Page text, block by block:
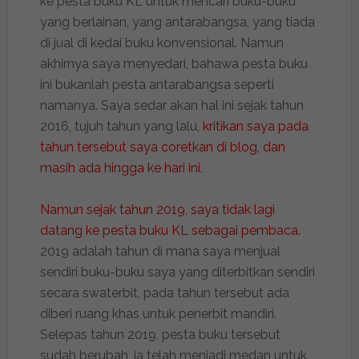
yang berlainan, yang antarabangsa, yang tiada
di jual di kedai buku konvensional. Namun
akhirnya saya menyedari, bahawa pesta buku
ini bukanlah pesta antarabangsa seperti
namanya. Saya sedar akan hal ini sejak tahun
2016, tujuh tahun yang lalu, kritikan saya pada
tahun tersebut saya coretkan di blog, dan
masih ada hingga ke hari ini.
Namun sejak tahun 2019, saya tidak lagi
datang ke pesta buku KL sebagai pembaca.
2019 adalah tahun di mana saya menjual
sendiri buku-buku saya yang diterbitkan sendiri
secara swaterbit, pada tahun tersebut ada
diberi ruang khas untuk penerbit mandiri.
Selepas tahun 2019, pesta buku tersebut
sudah berubah, ia telah menjadi medan untuk